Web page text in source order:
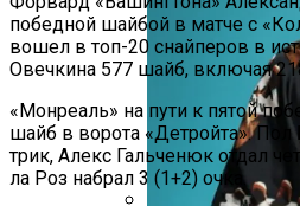
На Донбассе
Пожара
победной шайбой в матче с
вошел в топ-20 снайперов в
Овечкина 577 шайб, включая
«Монреаль» на пути к пятой
шайб в ворота «Детройта».
трик, Алекс Гальченюк отдал
ла Роз набрал 3 (1+2) очка.